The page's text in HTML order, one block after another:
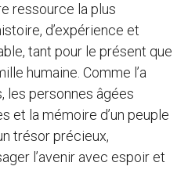
ressource la plus
d’expérience et
tant pour le présent que
humaine. Comme l’a
les personnes âgées
et la mémoire d’un peuple
trésor précieux,
l’avenir avec espoir et